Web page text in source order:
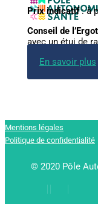
Prix indicatif: à
Conseil de
avec un étui de
En savoir plus
Mentions légales
Politique de confidentialité
© 2020 Pôle